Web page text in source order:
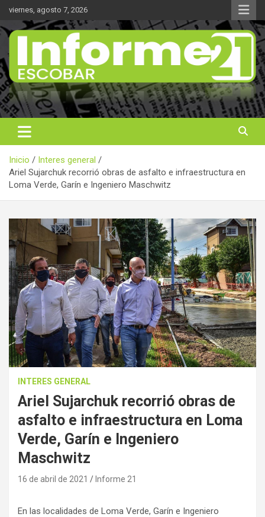
Saltar
contenido
viernes, agosto 7, 2026
Informe 21
Noticas reales
Inicio
Interes general
Ariel Sujarchuk recorrió obras de asfalto e infraestructura en
Loma Verde, Garín e Ingeniero Maschwitz
INTERES GENERAL
Ariel Sujarchuk recorrió obras de
asfalto e infraestructura en Loma
Verde, Garín e Ingeniero
Maschwitz
16 de abril de 2021 Informe 21
En las localidades de Loma Verde, Garín e Ingeniero